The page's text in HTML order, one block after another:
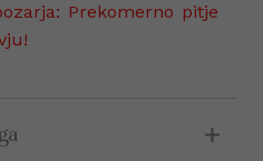
Prekomerno pitje